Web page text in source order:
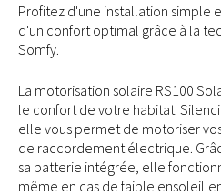
Profitez d'une installation simple
d'un confort optimal grâce à la
Somfy.
La motorisation solaire RS100
le confort de votre habitat.
elle vous permet de motoriser
de raccordement électrique.
sa batterie intégrée, elle
même en cas de faible